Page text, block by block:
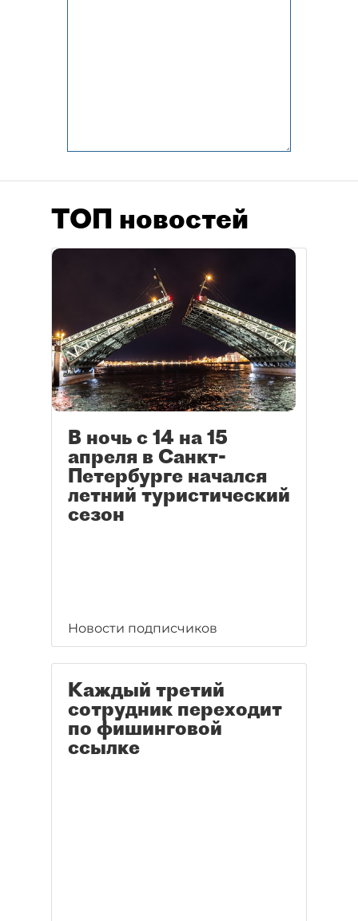
ТОП новостей
В ночь с 14 на 15
апреля в Санкт-
Петербурге начался
летний туристический
сезон
Новости подписчиков
Каждый третий
сотрудник переходит
по фишинговой
ссылке